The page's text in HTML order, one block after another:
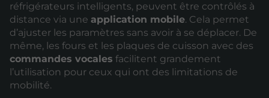
réfrigérateurs intelligents, peuvent être contrôlés à
distance via une application mobile. Cela permet
d’ajuster les paramètres sans avoir à se déplacer. De
même, les fours et les plaques de cuisson avec des
commandes vocales facilitent grandement
l’utilisation pour ceux qui ont des limitations de
mobilité.